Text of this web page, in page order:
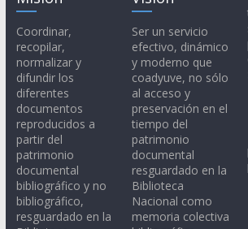
Coordinar,
recopilar,
normalizar y
difundir los
diferentes
documentos
reproducidos a
partir del
patrimonio
documental
bibliográfico y no
bibliográfico,
resguardado en la
Ser un servicio
efectivo, dinámico
y moderno que
coadyuve, no sólo
al acceso y
preservación en el
tiempo del
patrimonio
documental
resguardado en la
Biblioteca
Nacional como
memoria colectiva